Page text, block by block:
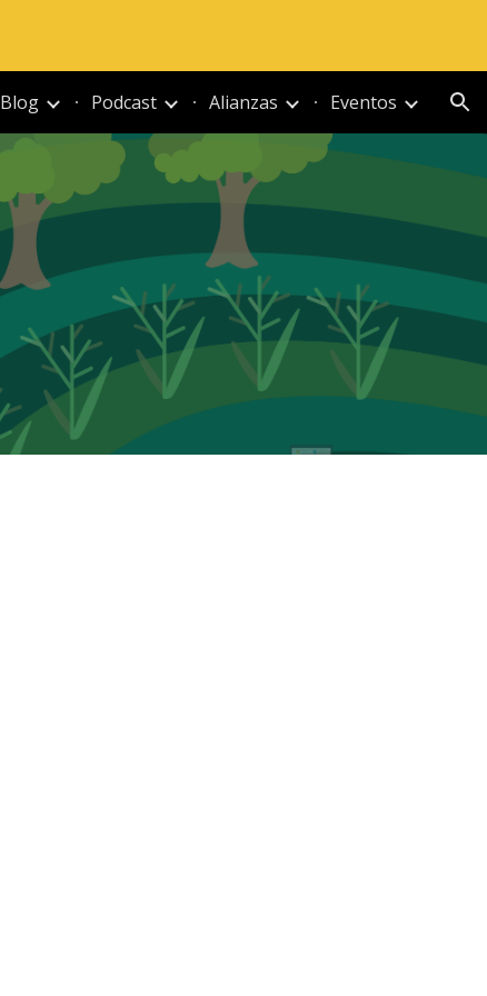
Blog Podcast Alianzas Eventos